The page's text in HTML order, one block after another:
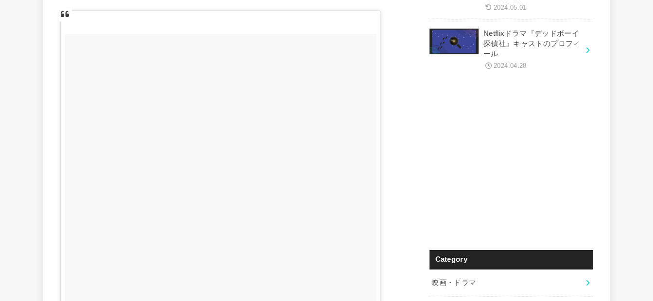
2024.05.01
Netflixドラマ『デッドボーイ
探偵社』キャストのプロフィ
ール
2024.04.28
Category
映画・ドラマ